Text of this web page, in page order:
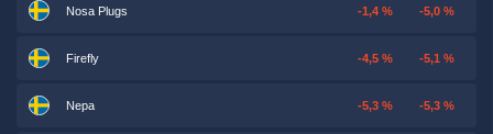
Nosa Plugs -1,4 % -5,0 %
Firefly -4,5 % -5,1 %
Nepa -5,3 % -5,3 %